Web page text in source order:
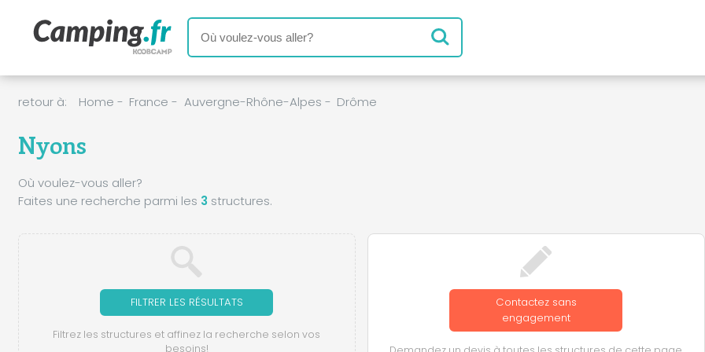
retour à: Home - France - Auvergne-Rhône-Alpes - Drôme
Nyons
Où voulez-vous aller?
Faites une recherche parmi les 3 structures.
FILTRER LES RÉSULTATS
Filtrez les structures et affinez la recherche selon vos
besoins!
Contactez sans
engagement